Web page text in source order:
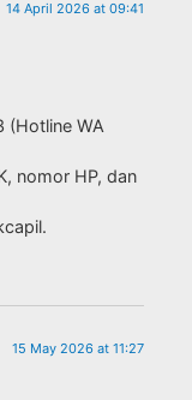
14 April 2026 at 09:41
WA
nomor HP, dan
15 May 2026 at 11:27